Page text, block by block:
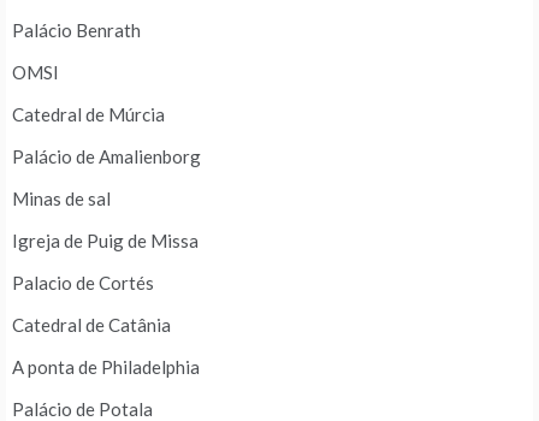
Palácio Benrath
OMSI
Catedral de Múrcia
Palácio de Amalienborg
Minas de sal
Igreja de Puig de Missa
Palacio de Cortés
Catedral de Catânia
A ponta de Philadelphia
Palácio de Potala